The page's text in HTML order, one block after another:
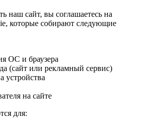
наш сайт, вы соглашаетесь на
которые собирают следующие
ОС и браузера
(сайт или рекламный сервис)
устройства
на сайте
для: